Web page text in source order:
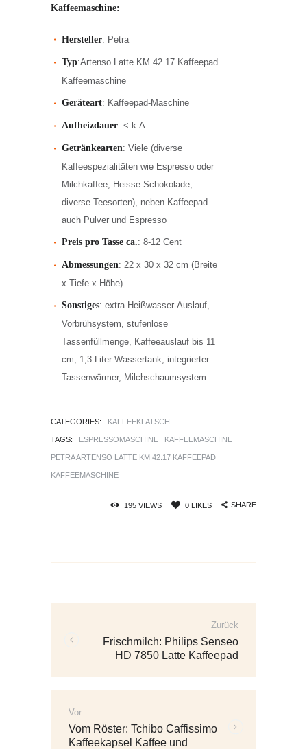
Kaffeemaschine:
Hersteller: Petra
Typ:Artenso Latte KM 42.17 Kaffeepad
Kaffeemaschine
Geräteart: Kaffeepad-Maschine
Aufheizdauer: < k.A.
Getränkearten: Viele (diverse
Kaffeespezialitäten wie Espresso oder
Milchkaffee, Heisse Schokolade,
diverse Teesorten), neben Kaffeepad
auch Pulver und Espresso
Preis pro Tasse ca.: 8-12 Cent
Abmessungen: 22 x 30 x 32 cm (Breite
x Tiefe x Höhe)
Sonstiges: extra Heißwasser-Auslauf,
Vorbrühsystem, stufenlose
Tassenfüllmenge, Kaffeeauslauf bis 11
cm, 1,3 Liter Wassertank, integrierter
Tassenwärmer, Milchschaumsystem
CATEGORIES: KAFFEEKLATSCH
TAGS: ESPRESSOMASCHINE KAFFEEMASCHINE
PETRA ARTENSO LATTE KM 42.17 KAFFEEPAD
KAFFEEMASCHINE
195VIEWS 0LIKES SHARE
Zurück
Frischmilch: Philips Senseo
HD 7850 Latte Kaffeepad
Vor
Beiträge:
Vom Röster: Tchibo Caffissimo
Kaffeekapsel Kaffee und